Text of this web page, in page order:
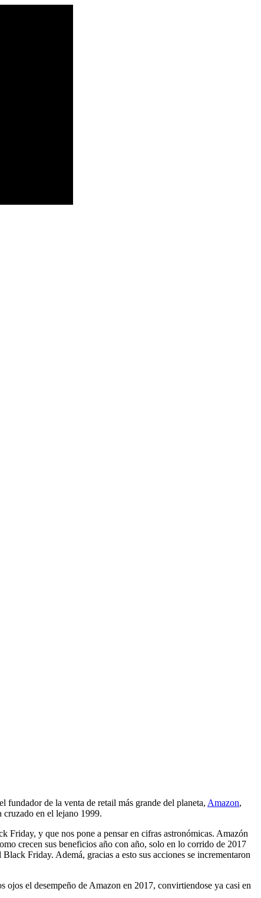
fundador de la venta de retail más grande del planeta, Amazon,
cruzado en el lejano 1999.
Friday, y que nos pone a pensar en cifras astronómicas. Amazón
crecen sus beneficios año con año, solo en lo corrido de 2017
Friday. Ademá, gracias a esto sus acciones se incrementaron
el desempeño de Amazon en 2017, convirtiendose ya casi en